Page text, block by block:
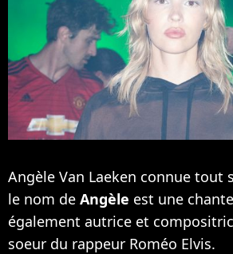
Angèle Van Laeken connue tout
le nom de Angèle est une
également autrice et
soeur du rappeur Roméo Elvis.